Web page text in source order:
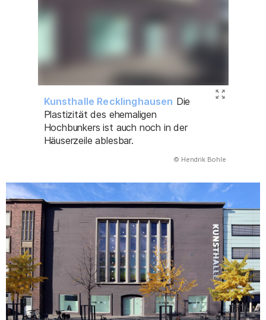
Kunsthalle Recklinghausen Die
Plastizität des ehemaligen
Hochbunkers ist auch noch in der
Häuserzeile ablesbar.
© Hendrik Bohle